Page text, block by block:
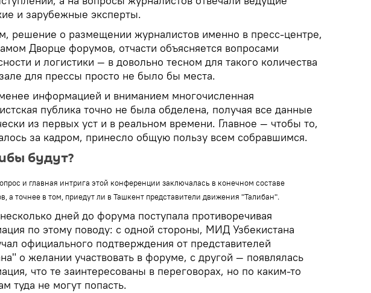
и зарубежные эксперты.
решение о размещении журналистов именно в пресс-центре,
Дворце форумов, отчасти объясняется вопросами
и логистики — в довольно тесном для такого количества
для прессы просто не было бы места.
информацией и вниманием многочисленная
публика точно не была обделена, получая все данные
из первых уст и в реальном времени. Главное — чтобы то,
за кадром, принесло общую пользу всем собравшимся.
будут?
и главная интрига этой конференции заключалась в конечном составе
а точнее в том, приедут ли в Ташкент представители движения "Талибан".
дней до форума поступала противоречивая
по этому поводу: с одной стороны, МИД Узбекистана
официального подтверждения от представителей
о желании участвовать в форуме, с другой — появлялась
что те заинтересованы в переговорах, но по каким-то
туда не могут попасть.